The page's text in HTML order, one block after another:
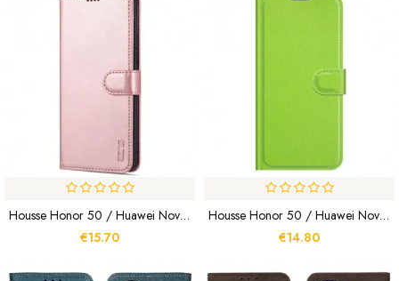
Housse Honor 50 / Huawei Nova 9 AZNS Effet Cuir
€15.70
Housse Honor 50 / Huawei Nova 9 Simili Cuir Classique
€14.80